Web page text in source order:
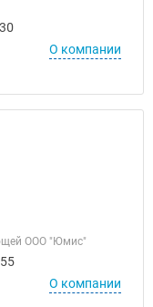
О компании
ООО "Юмис"
О компании